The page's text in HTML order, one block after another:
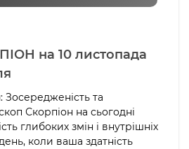
на 10 листопада
Зосередженість та
Скорпіон на сьогодні
глибоких змін і внутрішніх
коли ваша здатність